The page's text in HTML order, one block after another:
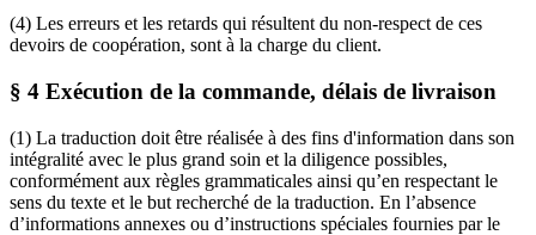
(4) Les erreurs et les retards qui résultent du non-respect de ces
devoirs de coopération, sont à la charge du client.
§ 4 Exécution de la commande, délais de livraison
(1) La traduction doit être réalisée à des fins d'information dans son
intégralité avec le plus grand soin et la diligence possibles,
conformément aux règles grammaticales ainsi qu’en respectant le
sens du texte et le but recherché de la traduction. En l’absence
d’informations annexes ou d’instructions spéciales fournies par le